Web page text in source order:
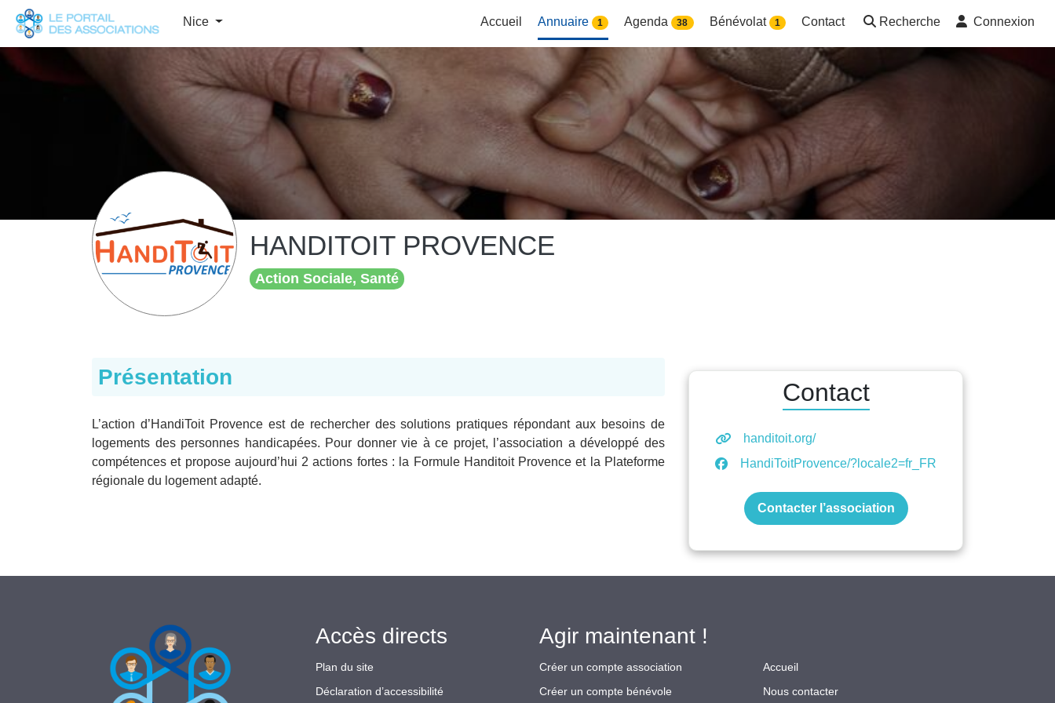
Nice Accueil Annuaire 1 Agenda 38 Bénévolat 1 Contact Recherche Connexion
HANDITOIT PROVENCE
Action Sociale, Santé
Présentation
L’action d’HandiToit Provence est de rechercher des solutions pratiques répondant aux besoins de
logements des personnes handicapées. Pour donner vie à ce projet, l’association a développé des
compétences et propose aujourd’hui 2 actions fortes : la Formule Handitoit Provence et la Plateforme
régionale du logement adapté.
Contact
handitoit.org/
HandiToitProvence/?locale2=fr_FR
Contacter l’association
Accès directs
Plan du site
Déclaration d’accessibilité
Agir maintenant !
Créer un compte association
Créer un compte bénévole
Accueil
Nous contacter
Panneau de gestion des cookies